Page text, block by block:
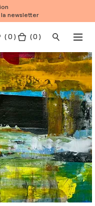
newsletter
(0 ) ( 0 )